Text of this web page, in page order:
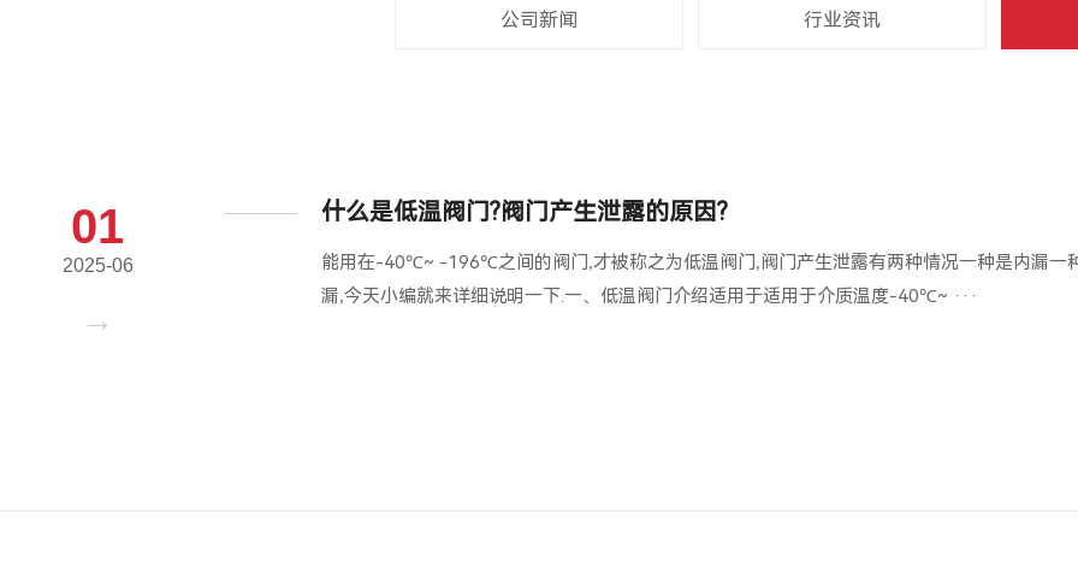
公司新闻 行业资讯
01
2025-06
什么是低温阀门?阀门产生泄露的原因?
能用在-40℃~ -196℃之间的阀门,才被称之为低温阀门,阀门产生泄露有两种情况一种是内漏一
漏,今天小编就来详细说明一下.一、低温阀门介绍适用于适用于介质温度-40℃~ ···